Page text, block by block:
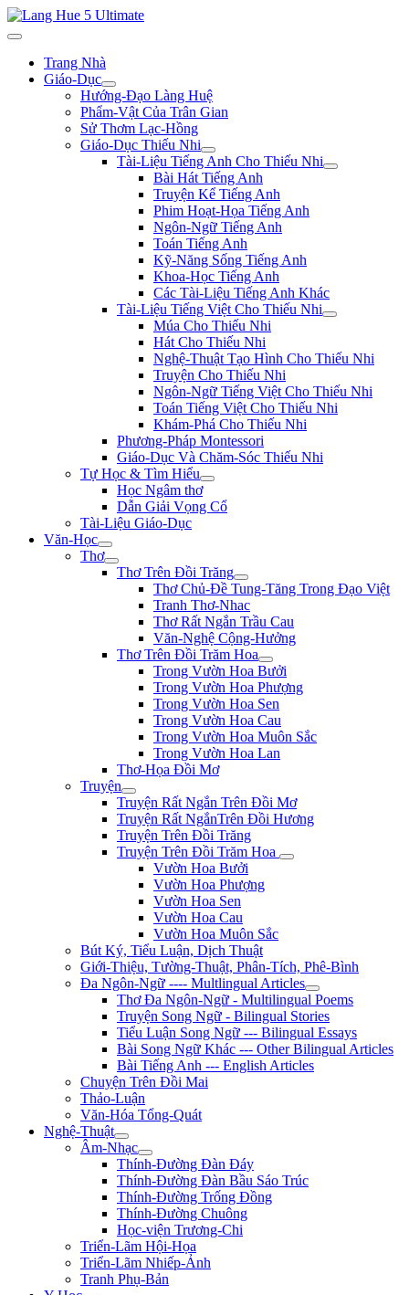
Trang Nhà
Giáo-Dục
Hướng-Đạo Làng Huệ
Phẩm-Vật Của Trân Gian
Sử Thơm Lạc-Hồng
Giáo-Dục Thiếu Nhi
Tài-Liệu Tiếng Anh Cho Thiếu Nhi
Bài Hát Tiếng Anh
Truyện Kể Tiếng Anh
Phim Hoạt-Họa Tiếng Anh
Ngôn-Ngữ Tiếng Anh
Toán Tiếng Anh
Kỹ-Năng Sống Tiếng Anh
Khoa-Học Tiếng Anh
Các Tài-Liệu Tiếng Anh Khác
Tài-Liệu Tiếng Việt Cho Thiếu Nhi
Múa Cho Thiếu Nhi
Hát Cho Thiếu Nhi
Nghệ-Thuật Tạo Hình Cho Thiếu Nhi
Truyện Cho Thiếu Nhi
Ngôn-Ngữ Tiếng Việt Cho Thiếu Nhi
Toán Tiếng Việt Cho Thiếu Nhi
Khám-Phá Cho Thiếu Nhi
Phương-Pháp Montessori
Giáo-Dục Và Chăm-Sóc Thiếu Nhi
Tự Học & Tìm Hiểu
Học Ngâm thơ
Dẫn Giải Vọng Cổ
Tài-Liệu Giáo-Dục
Văn-Học
Thơ
Thơ Trên Đồi Trăng
Thơ Chủ-Đề Tung-Tăng Trong Đạo Việt
Tranh Thơ-Nhac
Thơ Rất Ngắn Trầu Cau
Văn-Nghệ Cộng-Hưởng
Thơ Trên Đồi Trăm Hoa
Trong Vườn Hoa Bưởi
Trong Vườn Hoa Phượng
Trong Vườn Hoa Sen
Trong Vườn Hoa Cau
Trong Vườn Hoa Muôn Sắc
Trong Vườn Hoa Lan
Thơ-Họa Đồi Mơ
Truyện
Truyện Rất Ngắn Trên Đồi Mơ
Truyện Rất NgắnTrên Đồi Hương
Truyện Trên Đồi Trăng
Truyện Trên Đồi Trăm Hoa
Vườn Hoa Bưởi
Vườn Hoa Phượng
Vườn Hoa Sen
Vườn Hoa Cau
Vườn Hoa Muôn Sắc
Bút Ký, Tiểu Luận, Dịch Thuật
Giới-Thiệu, Tường-Thuật, Phân-Tích, Phê-Bình
Đa Ngôn-Ngữ ---- Multlingual Articles
Thơ Đa Ngôn-Ngữ - Multilingual Poems
Truyện Song Ngữ - Bilingual Stories
Tiểu Luận Song Ngữ --- Bilingual Essays
Bài Song Ngữ Khác --- Other Bilingual Articles
Bài Tiếng Anh --- English Articles
Chuyện Trên Đồi Mai
Thảo-Luận
Văn-Hóa Tổng-Quát
Nghệ-Thuật
Âm-Nhạc
Thính-Đường Đàn Đáy
Thính-Đường Đàn Bầu Sáo Trúc
Thính-Đường Trống Đồng
Thính-Đường Chuông
Học-viện Trương-Chi
Triển-Lãm Hội-Họa
Triển-Lãm Nhiếp-Ảnh
Tranh Phụ-Bản